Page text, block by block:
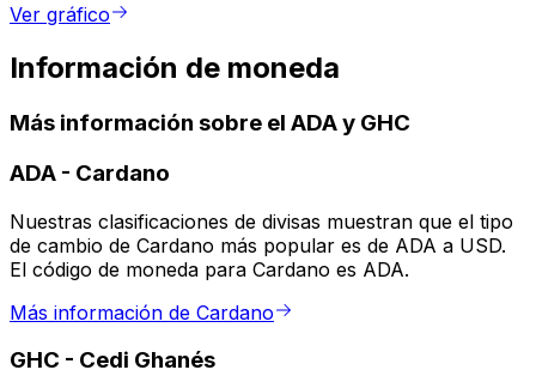
Ver gráfico
Información de moneda
Más información sobre el ADA y GHC
ADA - Cardano
Nuestras clasificaciones de divisas muestran que el tipo
de cambio de Cardano más popular es de ADA a USD.
El código de moneda para Cardano es ADA.
Más información de Cardano
GHC - Cedi Ghanés